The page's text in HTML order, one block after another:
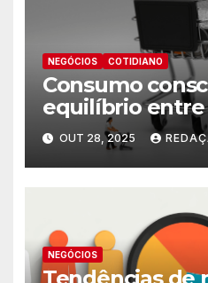
NEGÓCIOS COTIDIANO
Consumo
equilíbrio entre
necessidade
OUT 28, 2025
NEGÓCIOS